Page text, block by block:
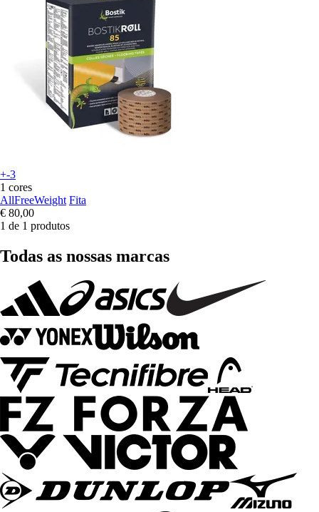
+-3
1 cores
AllFreeWeight Fita
€ 80,00
1 de 1 produtos
Todas as nossas marcas